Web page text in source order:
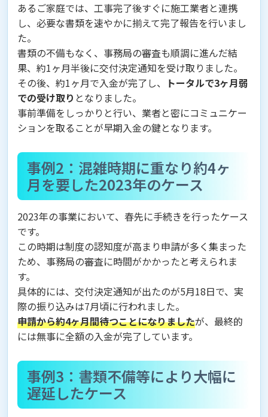
あるご家庭では、工事完了後すぐに施工業者と連携
し、必要な書類を速やかに揃えて完了報告を行いまし
た。
書類の不備もなく、事務局の審査も順調に進んだ結
果、約1ヶ月半後に交付決定通知を受け取りました。
その後、約1ヶ月で入金が完了し、 トータルで3ヶ月弱
での受け取り となりました。
事前準備をしっかりと行い、業者と密にコミュニケー
ションを取ることが早期入金の鍵となります。
事例2：混雑時期に重なり約4ヶ
月を要した2023年のケース
2023年の事業において、春先に手続きを行ったケース
です。
この時期は制度の認知度が高まり申請が多く集まった
ため、事務局の審査に時間がかかったと考えられま
す。
具体的には、交付決定通知が出たのが5月18日で、実
際の振り込みは7月頃に行われました。
申請から約4ヶ月間待つことになりましたが、最終的
には無事に全額の入金が完了しています。
事例3：書類不備等により大幅に
遅延したケース